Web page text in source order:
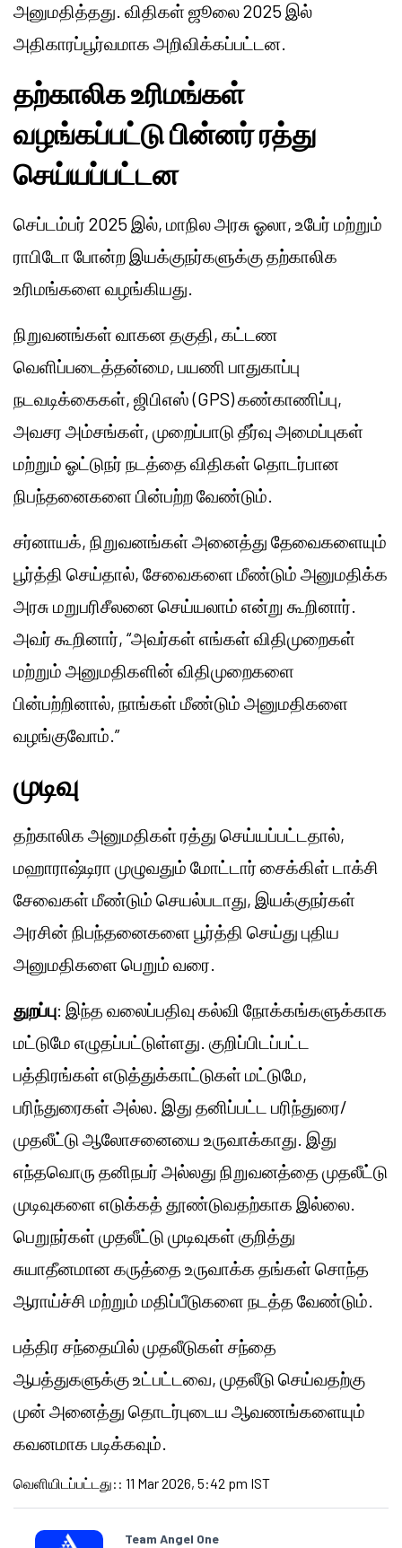
அனுமதித்தது. விதிகள் ஜூலை 2025 இல்
அதிகாரப்பூர்வமாக அறிவிக்கப்பட்டன.
தற்காலிக உரிமங்கள்
வழங்கப்பட்டு பின்னர் ரத்து
செய்யப்பட்டன
செப்டம்பர் 2025 இல், மாநில அரசு ஓலா, உபேர் மற்றும்
ராபிடோ போன்ற இயக்குநர்களுக்கு தற்காலிக
உரிமங்களை வழங்கியது.
நிறுவனங்கள் வாகன தகுதி, கட்டண
வெளிப்படைத்தன்மை, பயணி பாதுகாப்பு
நடவடிக்கைகள், ஜிபிஎஸ் (GPS) கண்காணிப்பு,
அவசர அம்சங்கள், முறைப்பாடு தீர்வு அமைப்புகள்
மற்றும் ஓட்டுநர் நடத்தை விதிகள் தொடர்பான
நிபந்தனைகளை பின்பற்ற வேண்டும்.
சர்னாயக், நிறுவனங்கள் அனைத்து தேவைகளையும்
பூர்த்தி செய்தால், சேவைகளை மீண்டும் அனுமதிக்க
அரசு மறுபரிசீலனை செய்யலாம் என்று கூறினார்.
அவர் கூறினார், “அவர்கள் எங்கள் விதிமுறைகள்
மற்றும் அனுமதிகளின் விதிமுறைகளை
பின்பற்றினால், நாங்கள் மீண்டும் அனுமதிகளை
வழங்குவோம்.”
முடிவு
தற்காலிக அனுமதிகள் ரத்து செய்யப்பட்டதால்,
மஹாராஷ்டிரா முழுவதும் மோட்டார் சைக்கிள் டாக்சி
சேவைகள் மீண்டும் செயல்படாது, இயக்குநர்கள்
அரசின் நிபந்தனைகளை பூர்த்தி செய்து புதிய
அனுமதிகளை பெறும் வரை.
துறப்பு: இந்த வலைப்பதிவு கல்வி நோக்கங்களுக்காக
மட்டுமே எழுதப்பட்டுள்ளது. குறிப்பிடப்பட்ட
பத்திரங்கள் எடுத்துக்காட்டுகள் மட்டுமே,
பரிந்துரைகள் அல்ல. இது தனிப்பட்ட பரிந்துரை/
முதலீட்டு ஆலோசனையை உருவாக்காது. இது
எந்தவொரு தனிநபர் அல்லது நிறுவனத்தை முதலீட்டு
முடிவுகளை எடுக்கத் தூண்டுவதற்காக இல்லை.
பெறுநர்கள் முதலீட்டு முடிவுகள் குறித்து
சுயாதீனமான கருத்தை உருவாக்க தங்கள் சொந்த
ஆராய்ச்சி மற்றும் மதிப்பீடுகளை நடத்த வேண்டும்.
பத்திர சந்தையில் முதலீடுகள் சந்தை
ஆபத்துகளுக்கு உட்பட்டவை, முதலீடு செய்வதற்கு
முன் அனைத்து தொடர்புடைய ஆவணங்களையும்
கவனமாக படிக்கவும்.
வெளியிடப்பட்டது: : 11 Mar 2026, 5:42 pm IST
Team Angel One